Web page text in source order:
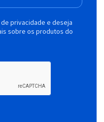
privacidade e deseja
sobre os produtos do